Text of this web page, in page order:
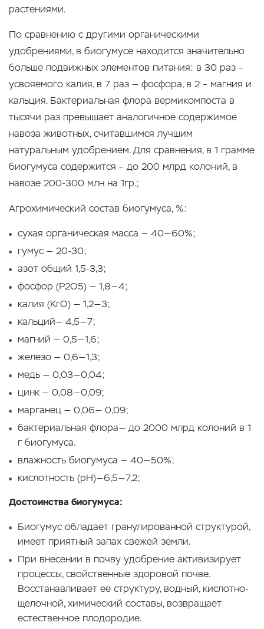
растениями.
По сравнению с другими органическими
удобрениями, в биогумусе находится значительно
больше подвижных элементов питания: в 30 раз –
усвояемого калия, в 7 раз — фосфора, в 2 – магния и
кальция. Бактериальная флора вермикомпоста в
тысячи раз превышает аналогичное содержимое
навоза животных, считавшимся лучшим
натуральным удобрением. Для сравнения, в 1 грамме
биогумуса содержится – до 200 млрд колоний, в
навозе 200-300 млн на 1гр.;
Агрохимический состав биогумуса, %:
сухая органическая масса — 40—60%;
гумус — 20-30;
азот общий 1,5-3,3;
фосфор (Р2О5) — 1,8—4;
калия (КгО) — 1,2—3;
кальций— 4,5—7;
магний — 0,5—1,6;
железо — 0,6—1,3;
медь — 0,03—0,04;
цинк — 0,08—0,09;
марганец — 0,06— 0,09;
бактериальная флора— до 2000 млрд колоний в 1
г биогумуса.
влажность биогумуса — 40—50%;
кислотность (рН)—6,5—7,2;
Достоинства биогумуса:
Биогумус обладает гранулированной структурой,
имеет приятный запах свежей земли.
При внесении в почву удобрение активизирует
процессы, свойственные здоровой почве.
Восстанавливает ее структуру, водный, кислотно-
щелочной, химический составы, возвращает
естественное плодородие.